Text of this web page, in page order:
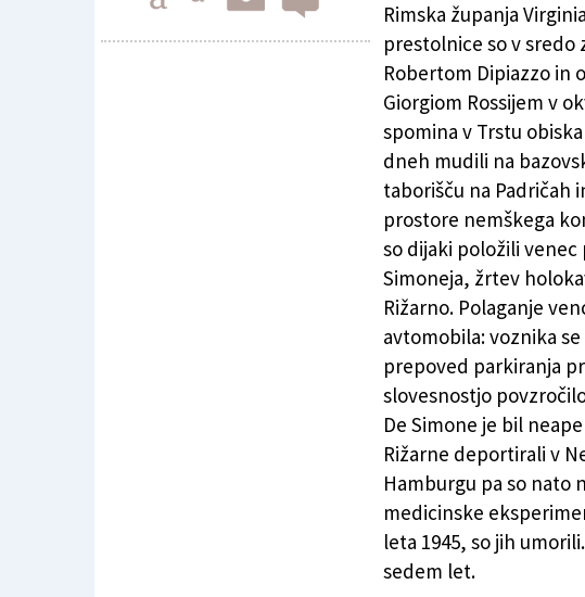
Virginia Raggi z rimskimi dijaki v Rižarni
Rimska županja
prestolnice so v sredo
Robertom Dipiazzo in
Giorgiom Rossijem v
spomina v Trstu
dneh mudili na
taborišču na Padričah
prostore nemškega
so dijaki položili venec
Simoneja, žrtev
Rižarno. Polaganje
avtomobila: voznika
prepoved parkiranja
slovesnostjo
De Simone je bil
Rižarne deportirali v
Hamburgu pa so nato
medicinske
leta 1945, so jih
sedem let.